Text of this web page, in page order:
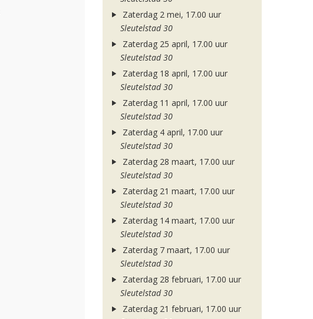
Zaterdag 2 mei, 17.00 uur
Sleutelstad 30
Zaterdag 25 april, 17.00 uur
Sleutelstad 30
Zaterdag 18 april, 17.00 uur
Sleutelstad 30
Zaterdag 11 april, 17.00 uur
Sleutelstad 30
Zaterdag 4 april, 17.00 uur
Sleutelstad 30
Zaterdag 28 maart, 17.00 uur
Sleutelstad 30
Zaterdag 21 maart, 17.00 uur
Sleutelstad 30
Zaterdag 14 maart, 17.00 uur
Sleutelstad 30
Zaterdag 7 maart, 17.00 uur
Sleutelstad 30
Zaterdag 28 februari, 17.00 uur
Sleutelstad 30
Zaterdag 21 februari, 17.00 uur